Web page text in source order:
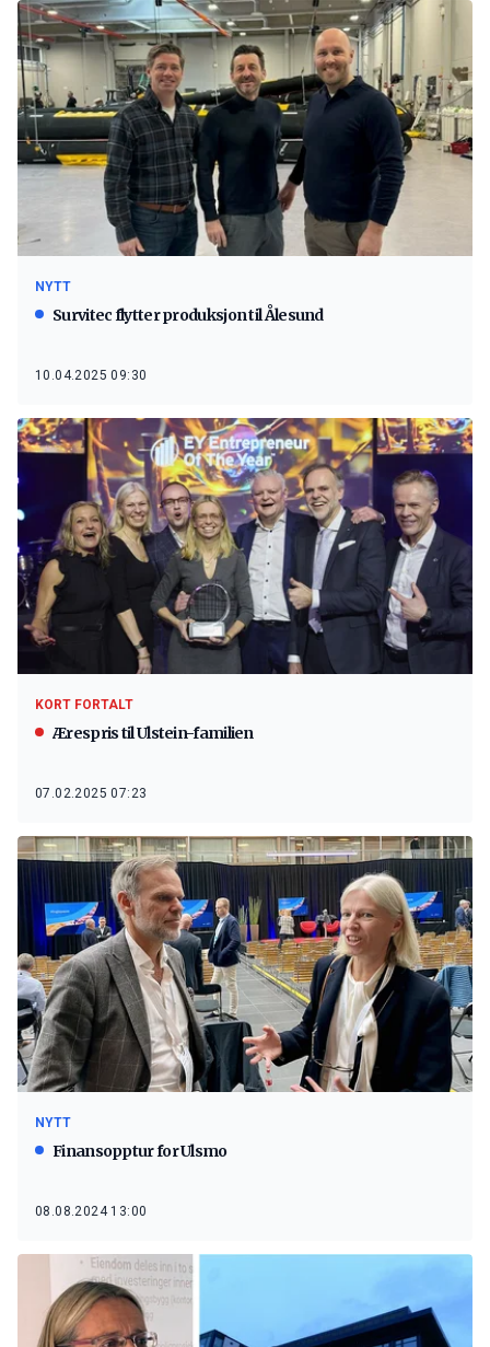
NYTT
Survitec flytter produksjon til Ålesund
10.04.2025 09:30
KORT FORTALT
Ærespris til Ulstein-familien
07.02.2025 07:23
NYTT
Finansopptur for Ulsmo
08.08.2024 13:00